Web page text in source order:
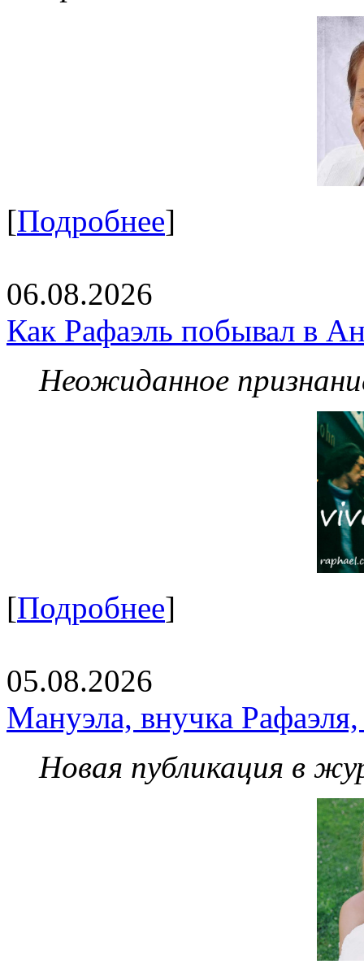
[Подробнее]
06.08.2026
Как Рафаэль побывал в
Неожиданное
[Подробнее]
05.08.2026
Мануэла, внучка
Новая публикация в